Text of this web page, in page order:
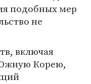
подобных мер
не
включая
Корею,